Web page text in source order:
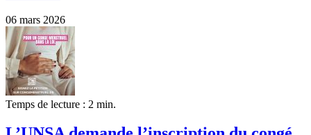
06 mars 2026
Temps de lecture : 2 min.